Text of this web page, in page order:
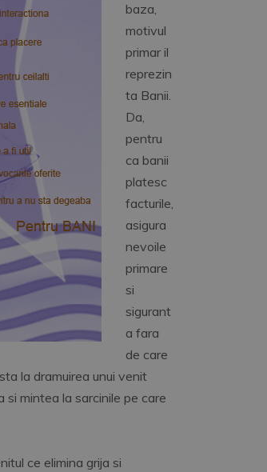
baza,
motivul
primar il
reprezin
ta Banii.
Da,
pentru
ca banii
platesc
facturile,
asigura
nevoile
primare
si
sigurant
a fara
de care
la dramuirea unui venit
si mintea la sarcinile pe care
ce elimina grija si